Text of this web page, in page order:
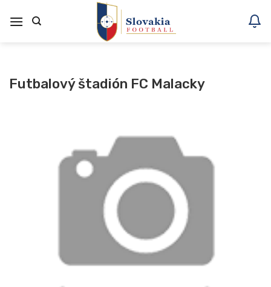
na
Futbalový štadión FC Malacky